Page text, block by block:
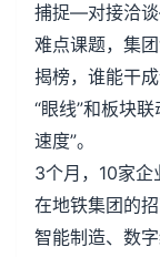
捕捉—对接洽谈
难点课题，集
揭榜，谁能干
“眼线”和板块
速度”。
3个月，10家企
在地铁集团的
智能制造、数